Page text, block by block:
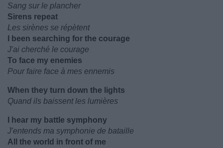
Sang sur le plancher
Sirens repeat
Les sirènes se répètent
I been searching for the courage
J'ai cherché le courage
To face my enemies
Pour faire face à mes ennemis
When they turn down the lights
Quand ils baissent les lumières
I hear my battle symphony
J'entends ma symphonie de bataille
All the world in front of me